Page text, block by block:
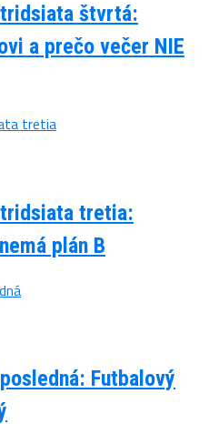
štvrtá:
a prečo večer NIE
tretia:
plán B
Futbalový